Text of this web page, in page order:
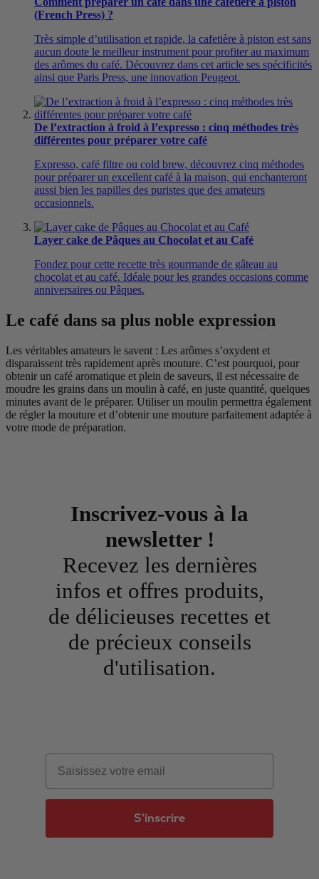
(French Press) ?
Très simple d’utilisation et rapide, la cafetière à piston est sans
aucun doute le meilleur instrument pour profiter au maximum
des arômes du café. Découvrez dans cet article ses spécificités
ainsi que Paris Press, une innovation Peugeot.
De l’extraction à froid à l’expresso : cinq méthodes très
différentes pour préparer votre café
Expresso, café filtre ou cold brew, découvrez cinq méthodes
pour préparer un excellent café à la maison, qui enchanteront
aussi bien les papilles des puristes que des amateurs
occasionnels.
Layer cake de Pâques au Chocolat et au Café
Fondez pour cette recette très gourmande de gâteau au
chocolat et au café. Idéale pour les grandes occasions comme
anniversaires ou Pâques.
Le café dans sa plus noble expression
Les véritables amateurs le savent : Les arômes s’oxydent et
disparaissent très rapidement après mouture. C’est pourquoi, pour
obtenir un café aromatique et plein de saveurs, il est nécessaire de
moudre les grains dans un moulin à café, en juste quantité, quelques
minutes avant de le préparer. Utiliser un moulin permettra également
de régler la mouture et d’obtenir une mouture parfaitement adaptée à
votre mode de préparation.
Inscrivez-vous à la
newsletter !
Recevez les dernières
infos et offres produits,
de délicieuses recettes et
de précieux conseils
d'utilisation.
Email
S'inscrire